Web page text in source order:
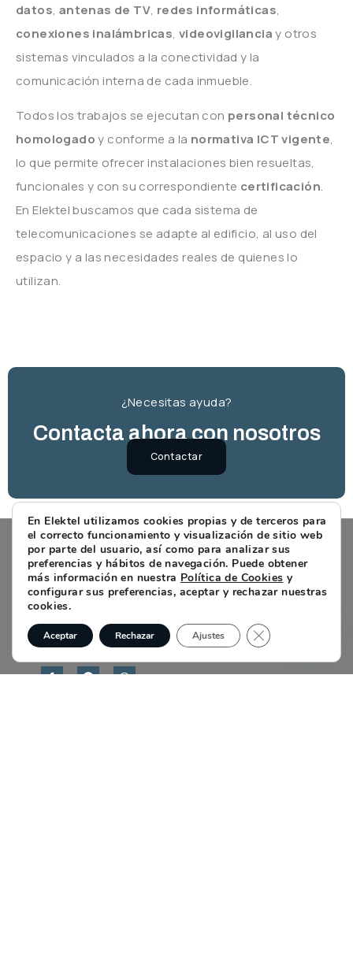
datos, antenas de TV, redes informáticas,
conexiones inalámbricas,videovigilanciay otros
sistemas vinculados a la conectividad y la
comunicación interna de cada inmueble.
Todos los trabajos se ejecutan con personal técnico
homologadoy conforme a la normativa ICT vigente,
lo que permite ofrecer instalaciones bien resueltas,
funcionales y con su correspondiente certificación.
En Elektel buscamos que cada sistema de
telecomunicaciones se adapte al edificio, al uso del
espacio y a las necesidades reales de quienes lo
utilizan.
¿Necesitas ayuda?
Contacta ahora con nosotros
Contactar
Aviso Legal
Política de Privacidad
Política de Cookies
En Elektel utilizamos cookies propias y de terceros para
el correcto funcionamiento y visualización de sitio web
por parte del usuario, así como para analizar sus
preferencias y hábitos de navegación. Puede obtener
más información en nuestra Política de Cookies y
configurar sus preferencias, aceptar y rechazar nuestras
cookies.
Aceptar Rechazar Ajustes Cerrar El Banner